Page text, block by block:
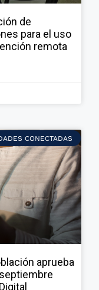
de
para el uso
remota
CONECTADAS
aprueba